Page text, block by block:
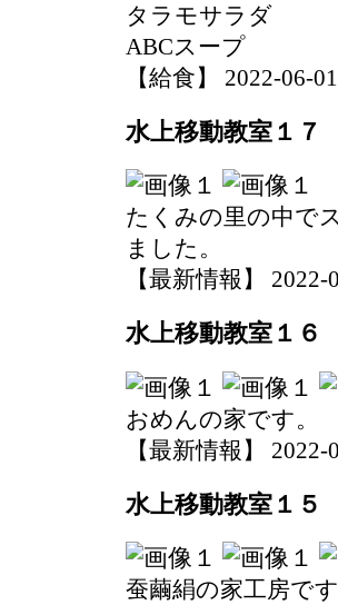
タラモサラダ
ABCスープ
【給食】 2022-06-
水上移動教室１７
たくみの里の中で
ました。
【最新情報】
水上移動教室１６
おめんの家です。
【最新情報】
水上移動教室１５
蚕繭絹の家工房で